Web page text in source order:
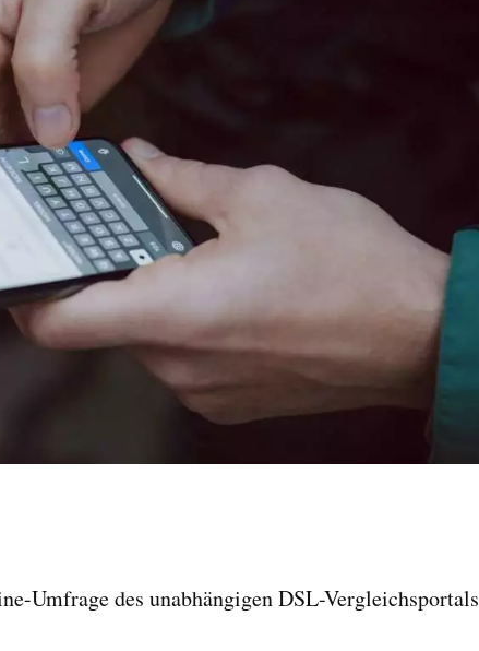
Umfrage des unabhängigen DSL-Vergleichsportals